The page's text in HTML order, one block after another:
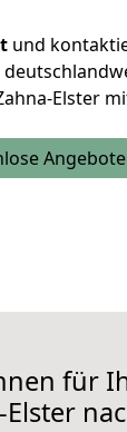
und
Elster
für